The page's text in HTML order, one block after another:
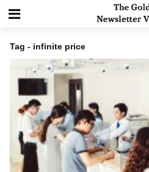
Tag - infinite price